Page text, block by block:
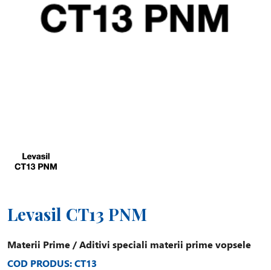
Levasil CT13 PNM
Materii Prime /Aditivi speciali materii prime vopsele
COD PRODUS: CT13